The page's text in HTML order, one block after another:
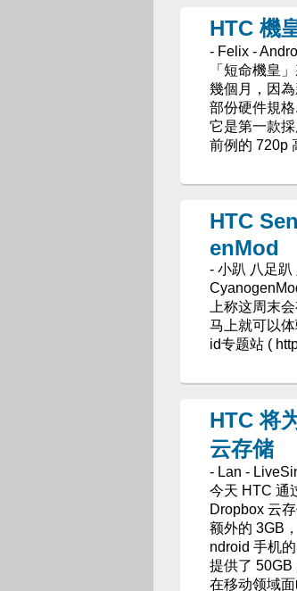
HTC 機
- Felix -
「短命機皇
幾個月，因
部份硬件規
它是第一款
前例的 720p
HTC
enMod
- 小趴 八足
上称这周末
马上就可以
id专题站 (
HTC 将
云存储
- Lan -
今天 HTC 通
Dropbox 云
额外的 3GB
ndroid 手机
提供了
在移动领域